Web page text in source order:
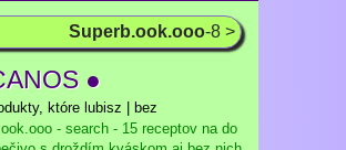
Superb.ook.ooo-8 >
●
które lubisz | bez
- search - 15 receptov na do